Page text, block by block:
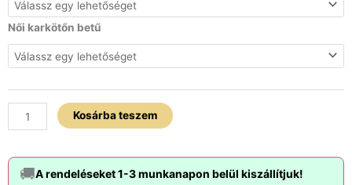
Női karkötőn betű
Kosárba teszem
🚚A rendeléseket 1-3 munkanapon belül kiszállítjuk!